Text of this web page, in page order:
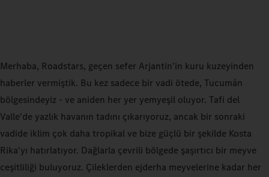
Merhaba, Roadstars, geçen sefer Arjantin'in kuru kuzeyinden
haberler vermiştik. Bu kez sadece bir vadi ötede, Tucumán
bölgesindeyiz - ve aniden her yer yemyeşil oluyor. Tafi del
Valle'de yazlık havanın tadını çıkarıyoruz, ancak bir sonraki
vadide iklim çok daha tropikal ve bize güçlü bir şekilde Kosta
Rika'yı hatırlatıyor. Dağlarla çevrili bölgede şaşırtıcı bir meyve
ceşitliliği buluyoruz. Çileklerden ejderha meyvelerine kadar her